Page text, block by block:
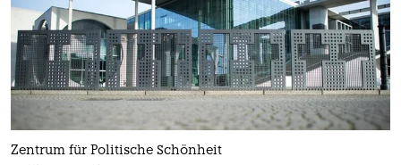
Zentrum für Politische Schönheit